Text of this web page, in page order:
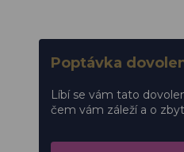
Poptávka
Líbí se vám tato
čem vám záleží a o